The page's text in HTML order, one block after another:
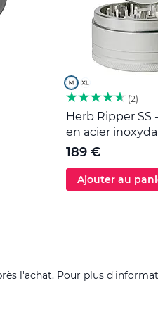
2
Herb Ripper SS
en acier
189 €
Ajouter au
l'achat. Pour plus